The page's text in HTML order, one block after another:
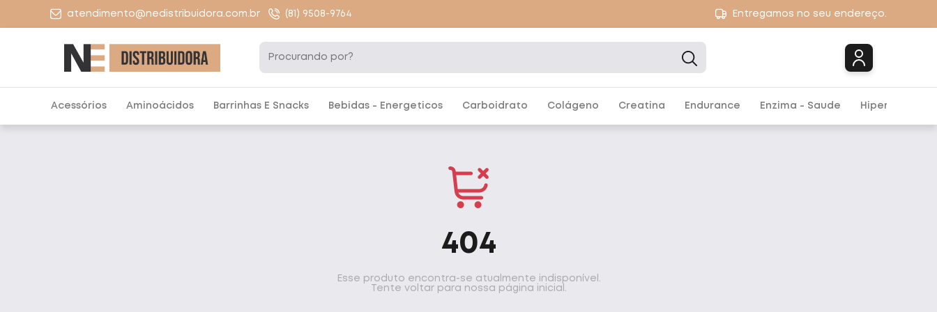
atendimento@nedistribuidora.com.br (81) 9508-9764 Entregamos no seu endereço.
Acessórios Aminoácidos Barrinhas E Snacks Bebidas - Energeticos Carboidrato Colágeno Creatina Endurance Enzima - Saude Hipercalórico
404
Esse produto encontra-se atualmente indisponível.
Tente voltar para nossa página inicial.